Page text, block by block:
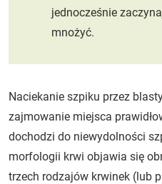
jednocześnie
mnożyć.
Naciekanie szpiku przez
zajmowanie miejsca
dochodzi do niewydolności
morfologii krwi objawia się
trzech rodzajów krwinek (lub